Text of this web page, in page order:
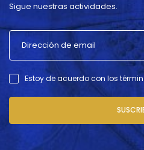
Sigue nuestras actividades.
Estoy de acuerdo con los